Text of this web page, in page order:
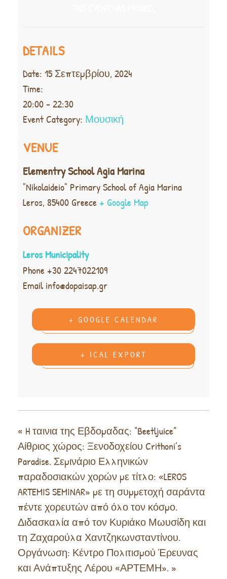
DETAILS
Date: 15 Σεπτεμβρίου, 2024
Time:
20:00 - 22:30
Event Category: Μουσική
VENUE
Elementry School Agia Marina
"Nikolaideio" Primary School of Agia Marina
Leros, 85400 Greece+ Google Map
ORGANIZER
Leros Municipality
Phone+30 2247022109
Emailinfo@dopaisap.gr
+ GOOGLE CALENDAR
+ ICAL EXPORT
« H ταινια της Εβδομαδας: “Beetljuice”
Αίθριος χώρος: Ξενοδοχείου Crithoni’s
Paradise. Σεμινάριο Ελληνικών
παραδοσιακών χορών με τίτλο: «LEROS
ARTEMIS SEMINAR» με τη συμμετοχή σαράντα
πέντε χορευτών από όλο τον κόσμο.
Διδασκαλία από τον Κυριάκο Μωυσίδη και
τη Ζαχαρούλα Χαντζηκωνσταντίνου.
Οργάνωση: Κέντρο Πολιτισμού Έρευνας
και Ανάπτυξης Λέρου «ΑΡΤΕΜΗ». »